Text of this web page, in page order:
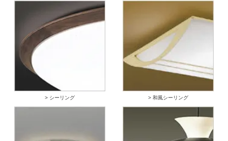
> シーリング > 和風シーリング